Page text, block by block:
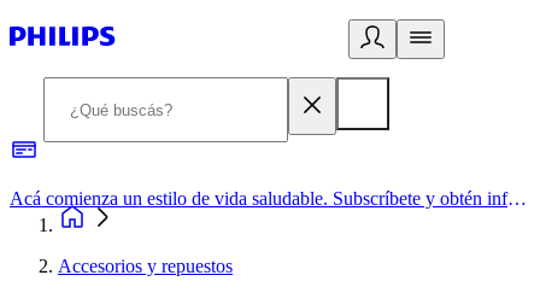
Acá comienza un estilo de vida saludable. Subscríbete y obtén información de primera mano
Accesorios y repuestos